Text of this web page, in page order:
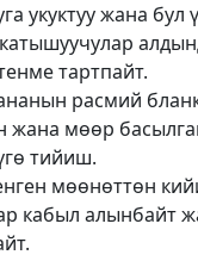
укуктуу жана бул
тартпайт.
расмий
жана мөөр
тийиш.
мөөнөттөн
кабыл алынбайт